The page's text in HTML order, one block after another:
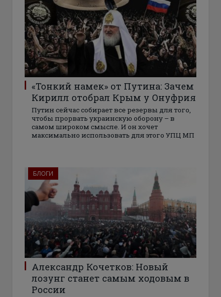
«Тонкий намек» от Путина: Зачем
Кирилл отобрал Крым у Онуфрия
Путин сейчас собирает все резервы для того,
чтобы прорвать украинскую оборону – в
самом широком смысле. И он хочет
максимально использовать для этого УПЦ МП
БЛОГИ
Александр Кочетков: Новый
лозунг станет самым ходовым в
России